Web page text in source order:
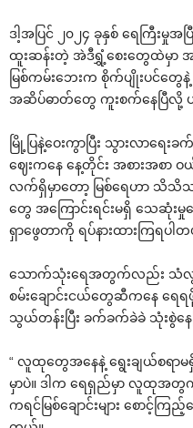
ဒါ့အပြင် ၂၀၂၄ ခုနှစ် ရေကြီးမှုအ
ထူးဆန်းတဲ့ အဲဒီရွှံ့စေးတွေထဲမှာ အ
မြစ်ကမ်းဘေးက စိုက်ပျိုးပင်တွေ
အဆိပ်ဓာတ်တွေ ကူးစက်နေပြီလို့
မြို့ပြနဲ့ဝေးကွာပြီး သွားလာရေ
ဈေးကနေ နေ့တိုင်း အစားအစာ ဝ
လက်ရှိမှာတော့ မြစ်ရေဟာ သိသိသာ
တွေ အကြောင်းရင်းမရှိ သေဆုံးမှုတွ
ရှာဖွေတာကို ရပ်နားထားကြရပါ
သောက်သုံးရေအတွက်လည်း သံလွင်
စမ်းချောင်းငယ်တွေဆီကနေ ရေရ
သွယ်တန်းပြီး ခက်ခက်ခဲခဲ သုံးစွဲန
“ လူထုတွေအနေနဲ့ ရွေးချယ်စရာမ
မှာပဲ။ ဒါက ရေရှည်မှာ လူထုအတွက်
ကရင်မြစ်ချောင်းများ စောင့်က